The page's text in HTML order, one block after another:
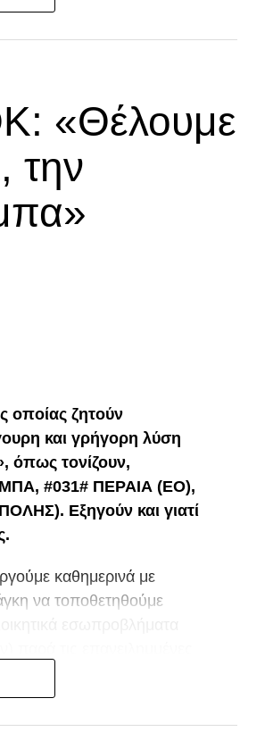
«Θέλουμε
την
οποίας ζητούν
και γρήγορη λύση
όπως τονίζουν,
#031# ΠΕΡΑΙΑ (ΕΟ),
Εξηγούν και γιατί
καθημερινά με
να τοποθετηθούμε
σκέψη προς συμφέρουν του